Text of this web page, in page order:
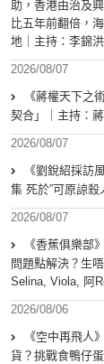
助，香港由治及
比五年前翻倍，
地｜主持：李錦
2026/08/07
《蔣權天下之
契合」｜主持：
2026/08/07
《劉銳紹採訪
集 死於”可原諒殺
2026/08/07
《香蕉俱樂部
問題點解決？生
Selina, Viola, 阿
2026/08/06
《空中再飛人
貨？挑戰食鴨仔